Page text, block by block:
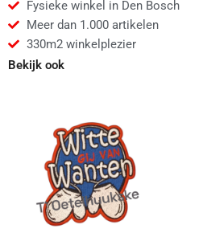
Fysieke winkel in Den Bosch
Meer dan 1.000 artikelen
330m2 winkelplezier
Bekijk ook